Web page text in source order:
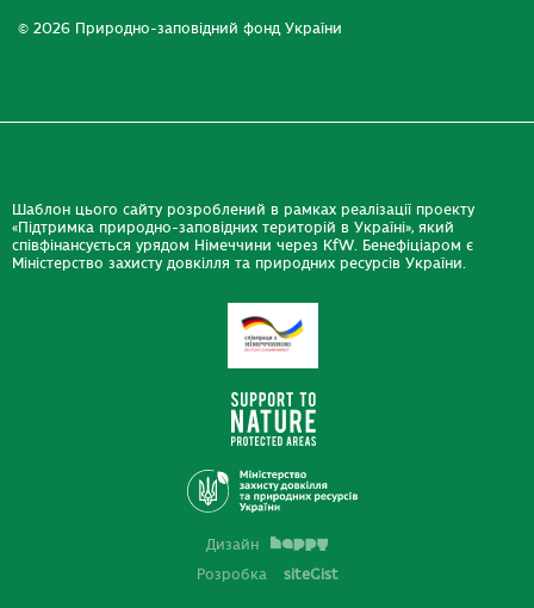
© 2026 Природно-заповідний фонд України
Шаблон цього сайту розроблений в рамках реалізації проекту
«Підтримка природно-заповідних територій в Україні», який
співфінансується урядом Німеччини через KfW. Бенефіціаром є
Міністерство захисту довкілля та природних ресурсів України.
Дизайн
Розробка
siteGist